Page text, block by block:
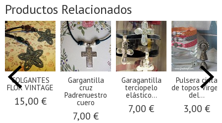
Productos Relacionados
COLGANTES
FLOR VINTAGE
15,00 €
Gargantilla
cruz
Padrenuestro
cuero
7,00 €
Garagantilla
terciopelo
elástico...
7,00 €
Pulsera cinta
de topos Virgen
del...
3,00 €